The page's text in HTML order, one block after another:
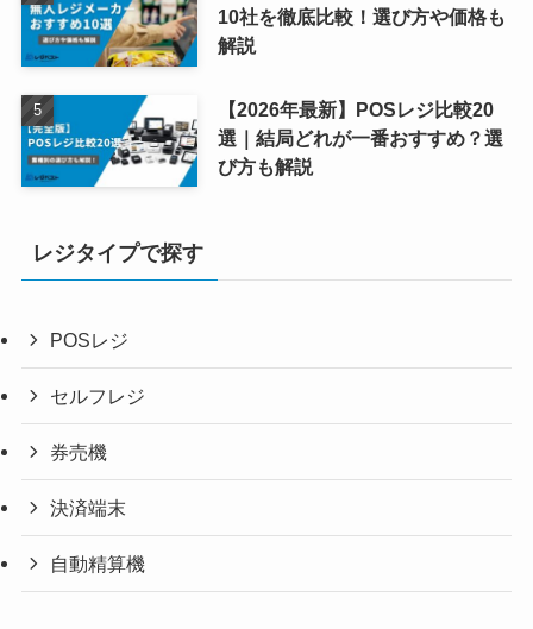
10社を徹底比較！選び方や価格も
解説
【2026年最新】POSレジ比較20
選｜結局どれが一番おすすめ？選
び方も解説
レジタイプで探す
POSレジ
セルフレジ
券売機
決済端末
自動精算機